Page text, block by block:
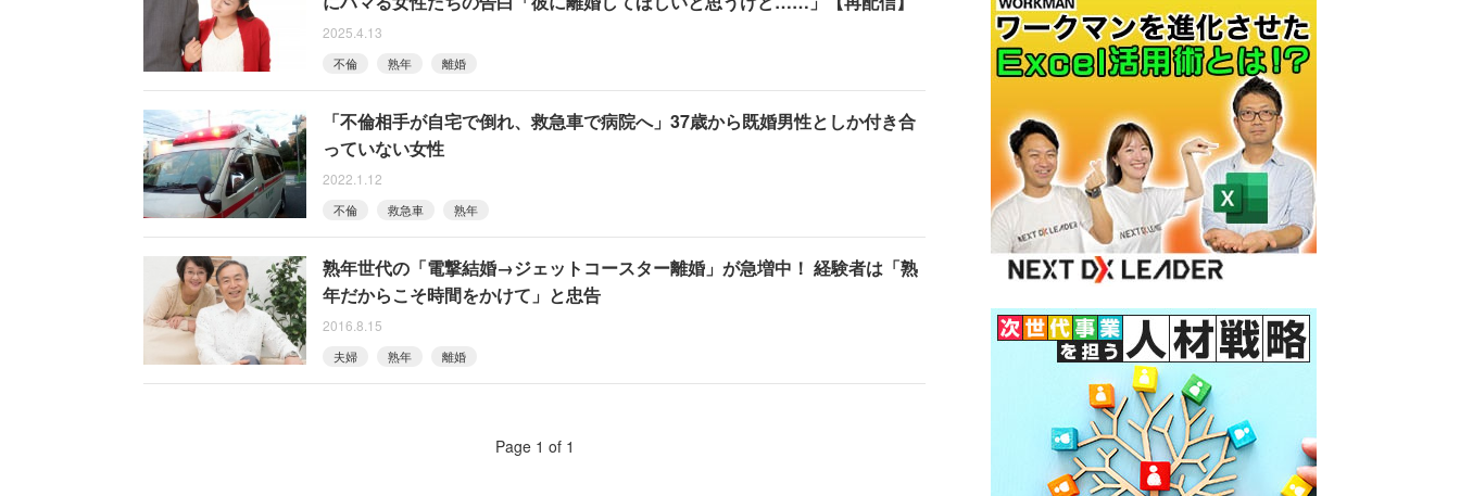
2025.4.13
不倫 熟年 離婚
「不倫相手が自宅で倒れ、救急車で病院へ」37歳から既婚男性としか付き合
っていない女性
2022.1.12
不倫 救急車 熟年
熟年世代の「電撃結婚→ジェットコースター離婚」が急増中！ 経験者は「熟
年だからこそ時間をかけて」と忠告
2016.8.15
夫婦 熟年 離婚
Page 1 of 1